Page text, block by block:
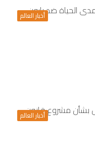
أخبار العالم
أخبار العالم